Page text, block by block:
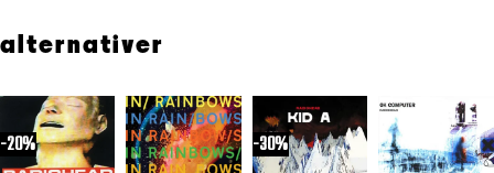
alternativer
20% 30%